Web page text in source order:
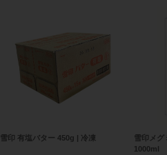
雪印 有塩バター 450g | 冷凍
雪印メグ
1000ml